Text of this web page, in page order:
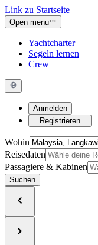
Link zu Startseite
Open menu
Yachtcharter
Segeln lernen
Crew
Anmelden
Registrieren
Wohin
Reisedaten
Passagiere & Kabinen
Suchen